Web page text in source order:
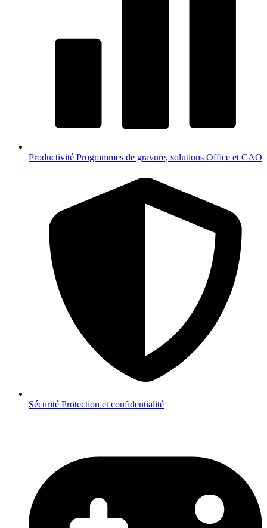
Productivité Programmes de gravure, solutions Office et CAO
Sécurité Protection et confidentialité